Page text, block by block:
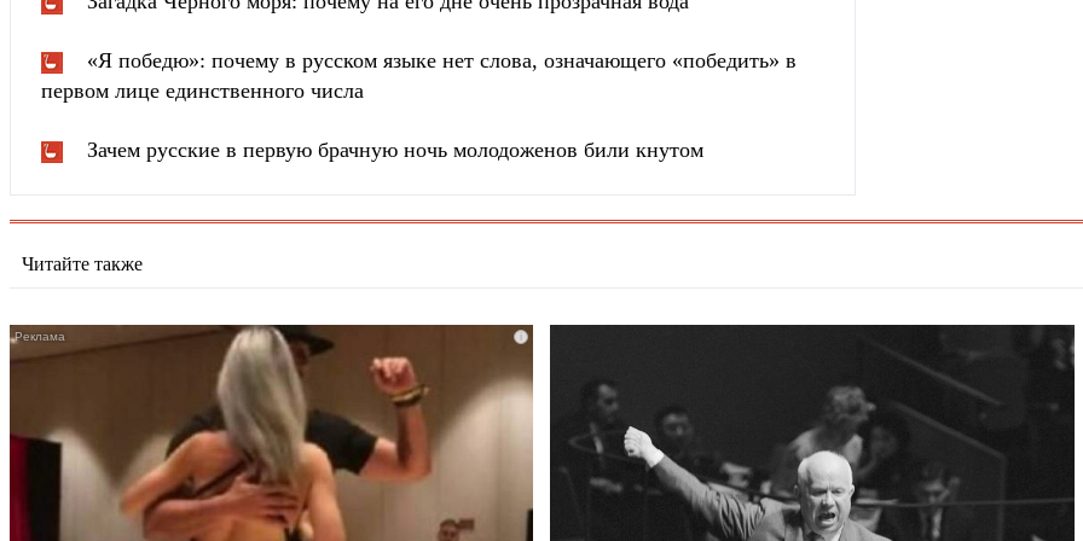
«Я победю»: почему в русском языке нет слова, означающего «победить» в
первом лице единственного числа
Зачем русские в первую брачную ночь молодоженов били кнутом
Читайте также
i